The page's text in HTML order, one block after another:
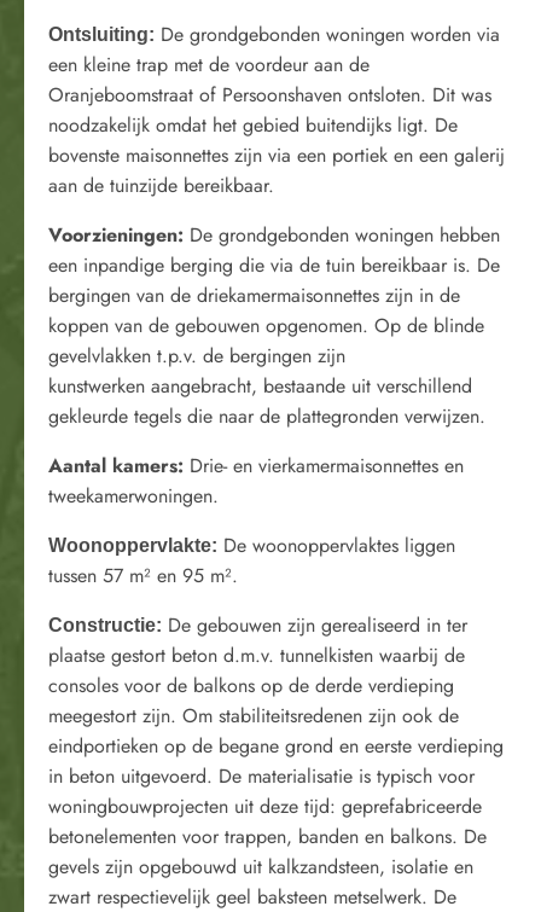
Ontsluiting: De grondgebonden woningen worden via
een kleine trap met de voordeur aan de
Oranjeboomstraat of Persoonshaven ontsloten. Dit was
noodzakelijk omdat het gebied buitendijks ligt. De
bovenste maisonnettes zijn via een portiek en een galerij
aan de tuinzijde bereikbaar.
Voorzieningen: De grondgebonden woningen hebben
een inpandige berging die via de tuin bereikbaar is. De
bergingen van de driekamermaisonnettes zijn in de
koppen van de gebouwen opgenomen. Op de blinde
gevelvlakken t.p.v. de bergingen zijn
kunstwerken aangebracht, bestaande uit verschillend
gekleurde tegels die naar de plattegronden verwijzen.
Aantal kamers: Drie- en vierkamermaisonnettes en
tweekamerwoningen.
Woonoppervlakte: De woonoppervlaktes liggen
tussen 57 m² en 95 m².
Constructie: De gebouwen zijn gerealiseerd in ter
plaatse gestort beton d.m.v. tunnelkisten waarbij de
consoles voor de balkons op de derde verdieping
meegestort zijn. Om stabiliteitsredenen zijn ook de
eindportieken op de begane grond en eerste verdieping
in beton uitgevoerd. De materialisatie is typisch voor
woningbouwprojecten uit deze tijd: geprefabriceerde
betonelementen voor trappen, banden en balkons. De
gevels zijn opgebouwd uit kalkzandsteen, isolatie en
zwart respectievelijk geel baksteen metselwerk. De